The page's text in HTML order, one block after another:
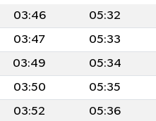
03:46 05:32
03:47 05:33
03:49 05:34
03:50 05:35
03:52 05:36